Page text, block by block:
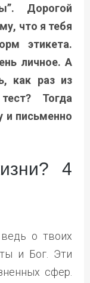
Дорогой
что я тебя
этикета.
личное. А
как раз из
Тогда
и письменно
4
о твоих
и Бог. Эти
сфер.